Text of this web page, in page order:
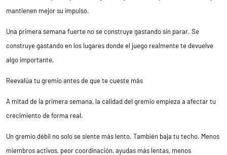
mantienen mejor su impulso.
Una primera semana fuerte no se construye gastando sin parar. Se
construye gastando en los lugares donde el juego realmente te devuelve
algo importante.
Reevalúa tu gremio antes de que te cueste más
A mitad de la primera semana, la calidad del gremio empieza a afectar tu
crecimiento de forma real.
Un gremio débil no solo se siente más lento. También baja tu techo. Menos
miembros activos, peor coordinación, ayudas más lentas, menos